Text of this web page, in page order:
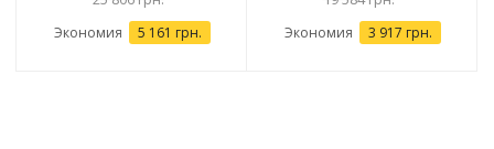
Экономия 5 161 грн. Экономия 3 917 грн.